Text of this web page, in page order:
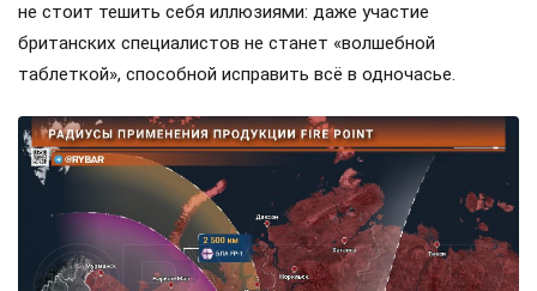
не стоит тешить себя иллюзиями: даже участие
британских специалистов не станет «волшебной
таблеткой», способной исправить всё в одночасье.